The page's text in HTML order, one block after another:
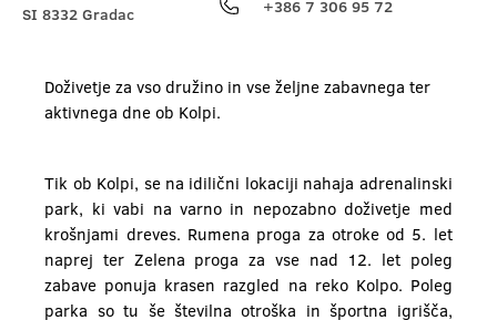
SI 8332 Gradac
+386 7 306 95 72
Doživetje za vso družino in vse željne zabavnega ter
aktivnega dne ob Kolpi.
Tik ob Kolpi, se na idilični lokaciji nahaja adrenalinski
park, ki vabi na varno in nepozabno doživetje med
krošnjami dreves. Rumena proga za otroke od 5. let
naprej ter Zelena proga za vse nad 12. let poleg
zabave ponuja krasen razgled na reko Kolpo. Poleg
parka so tu še številna otroška in športna igrišča,